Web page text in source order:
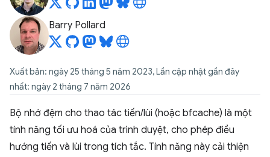
Barry Pollard
Xuất bản: ngày 25 tháng 5 năm 2023, Lần cập nhật gần đây
nhất: ngày 2 tháng 7 năm 2026
Bộ nhớ đệm cho thao tác tiến/lùi (hoặc bfcache) là một
tính năng tối ưu hoá của trình duyệt, cho phép điều
hướng tiến và lùi trong tích tắc. Tính năng này cải thiện